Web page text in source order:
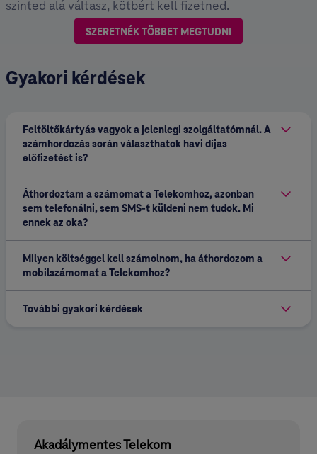
szinted alá váltasz, kötbért kell fizetned.
SZERETNÉK TÖBBET MEGTUDNI
Gyakori kérdések
Feltöltőkártyás vagyok a jelenlegi szolgáltatómnál. A
számhordozás során választhatok havi díjas
előfizetést is?
Áthordoztam a számomat a Telekomhoz, azonban
sem telefonálni, sem SMS-t küldeni nem tudok. Mi
ennek az oka?
Milyen költséggel kell számolnom, ha áthordozom a
mobilszámomat a Telekomhoz?
További gyakori kérdések
Akadálymentes Telekom